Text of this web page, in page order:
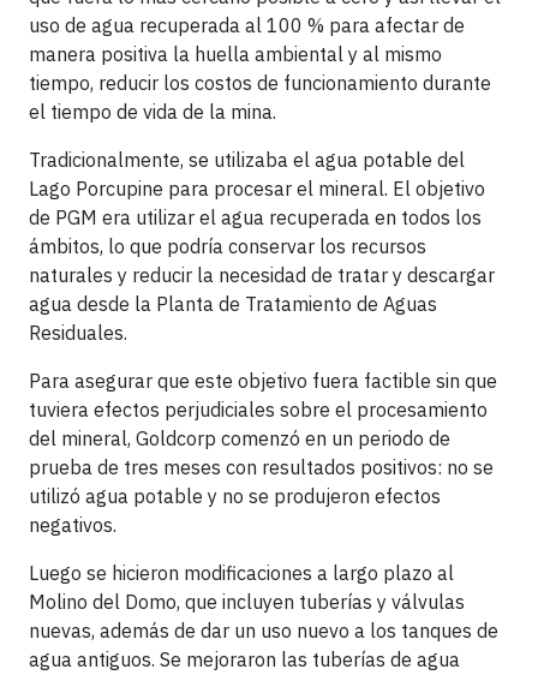
uso de agua recuperada al 100 % para afectar de
manera positiva la huella ambiental y al mismo
tiempo, reducir los costos de funcionamiento durante
el tiempo de vida de la mina.
Tradicionalmente, se utilizaba el agua potable del
Lago Porcupine para procesar el mineral. El objetivo
de PGM era utilizar el agua recuperada en todos los
ámbitos, lo que podría conservar los recursos
naturales y reducir la necesidad de tratar y descargar
agua desde la Planta de Tratamiento de Aguas
Residuales.
Para asegurar que este objetivo fuera factible sin que
tuviera efectos perjudiciales sobre el procesamiento
del mineral, Goldcorp comenzó en un periodo de
prueba de tres meses con resultados positivos: no se
utilizó agua potable y no se produjeron efectos
negativos.
Luego se hicieron modificaciones a largo plazo al
Molino del Domo, que incluyen tuberías y válvulas
nuevas, además de dar un uso nuevo a los tanques de
agua antiguos. Se mejoraron las tuberías de agua